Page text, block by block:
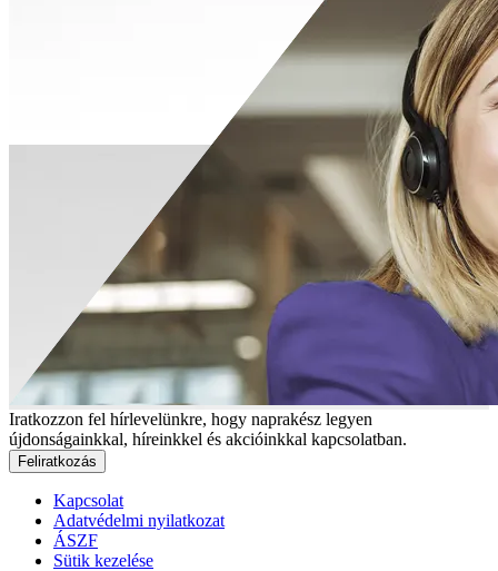
Iratkozzon fel hírlevelünkre, hogy naprakész legyen
újdonságainkkal, híreinkkel és akcióinkkal kapcsolatban.
Feliratkozás
Kapcsolat
Adatvédelmi nyilatkozat
ÁSZF
Sütik kezelése